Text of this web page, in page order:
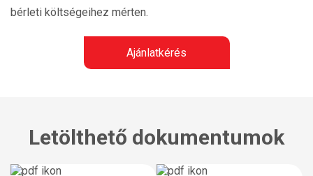
bérleti költségeihez mérten.
Ajánlatkérés
Letölthető dokumentumok